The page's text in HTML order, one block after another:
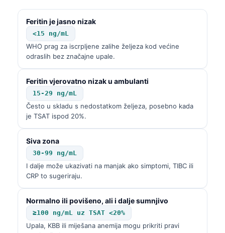
Feritin je jasno nizak
<15 ng/mL
WHO prag za iscrpljene zalihe željeza kod većine
odraslih bez značajne upale.
Feritin vjerovatno nizak u ambulanti
15-29 ng/mL
Često u skladu s nedostatkom željeza, posebno kada
je TSAT ispod 20%.
Siva zona
30-99 ng/mL
I dalje može ukazivati na manjak ako simptomi, TIBC ili
CRP to sugeriraju.
Normalno ili povišeno, ali i dalje sumnjivo
≥100 ng/mL uz TSAT <20%
Upala, KBB ili miješana anemija mogu prikriti pravi